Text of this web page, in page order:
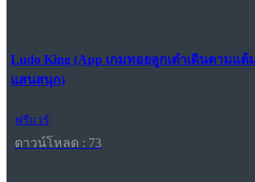
Ludo King (App เกมทอยลูกเต๋าเดินตามแ
แสนสนุก)
ฟรีแวร์
ดาวน์โหลด : 73